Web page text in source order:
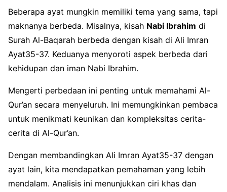
Beberapa ayat mungkin memiliki tema yang sama, tapi
maknanya berbeda. Misalnya, kisah Nabi Ibrahim di
Surah Al-Baqarah berbeda dengan kisah di Ali Imran
Ayat35-37. Keduanya menyoroti aspek berbeda dari
kehidupan dan iman Nabi Ibrahim.
Mengerti perbedaan ini penting untuk memahami Al-
Qur’an secara menyeluruh. Ini memungkinkan pembaca
untuk menikmati keunikan dan kompleksitas cerita-
cerita di Al-Qur’an.
Dengan membandingkan Ali Imran Ayat35-37 dengan
ayat lain, kita mendapatkan pemahaman yang lebih
mendalam. Analisis ini menunjukkan ciri khas dan